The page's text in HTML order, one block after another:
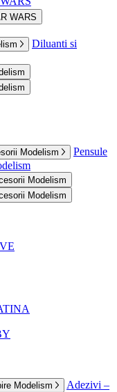
WARS
Diluanti si
Modelism
Pensule
Modelism
Modelism
Modelism
Adezivi –